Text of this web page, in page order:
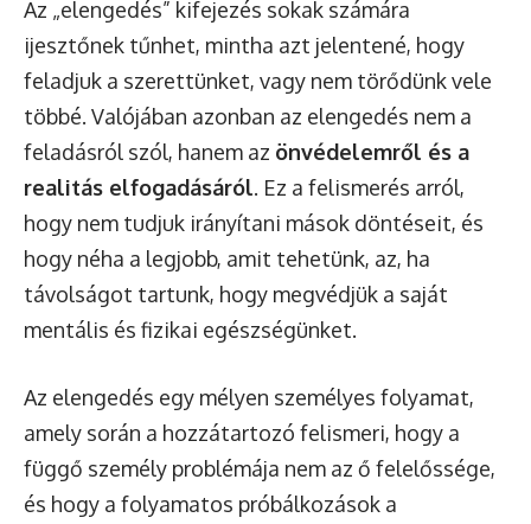
Az „elengedés” kifejezés sokak számára
ijesztőnek tűnhet, mintha azt jelentené, hogy
feladjuk a szerettünket, vagy nem törődünk vele
többé. Valójában azonban az elengedés nem a
feladásról szól, hanem az önvédelemről és a
realitás elfogadásáról. Ez a felismerés arról,
hogy nem tudjuk irányítani mások döntéseit, és
hogy néha a legjobb, amit tehetünk, az, ha
távolságot tartunk, hogy megvédjük a saját
mentális és fizikai egészségünket.
Az elengedés egy mélyen személyes folyamat,
amely során a hozzátartozó felismeri, hogy a
függő személy problémája nem az ő felelőssége,
és hogy a folyamatos próbálkozások a